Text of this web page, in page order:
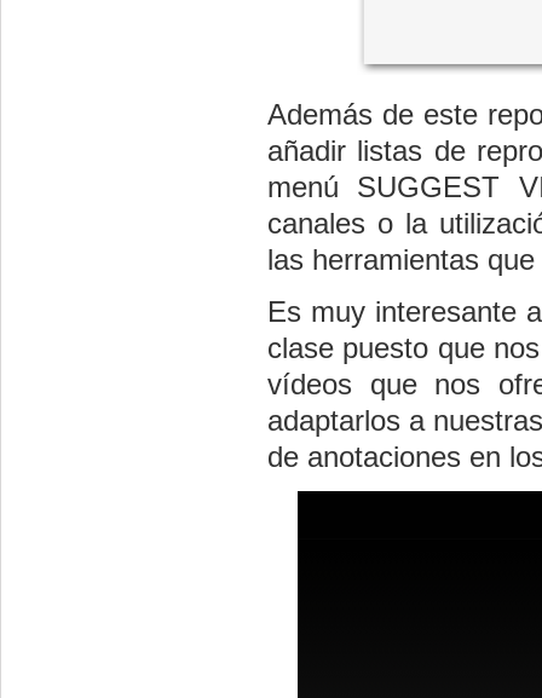
Además de este
añadir listas de
menú SUGGEST
canales o la
las herramientas
Es muy interesante
clase puesto que
vídeos que nos
adaptarlos a
de anotaciones en